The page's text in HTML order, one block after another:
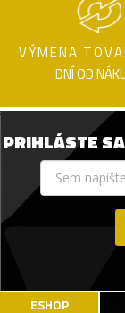
VÝMENA
DNÍ OD
PRIHLÁSTE
ESHOP